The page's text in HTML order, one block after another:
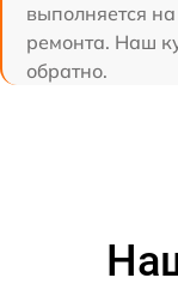
выполняется
ремонта. Наш
обратно.